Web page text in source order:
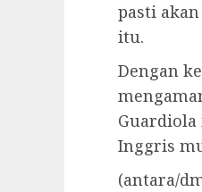
pasti
itu.
Dengan
Inggris
(antara/